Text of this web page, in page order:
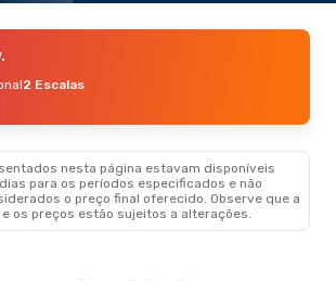
2 Escalas
nesta página estavam disponíveis
para os períodos especificados e não
o preço final oferecido. Observe que a
os preços estão sujeitos a alterações.